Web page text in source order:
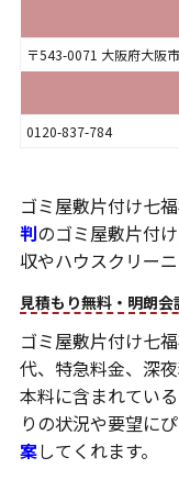
〒543-0071 大阪府大阪
0120-837-784
ゴミ屋敷片付け七福
判のゴミ屋敷片付
収やハウスクリー
見積もり無料・明朗会
ゴミ屋敷片付け七
代、特急料金、深
本料に含まれてい
りの状況や要望に
案してくれます。